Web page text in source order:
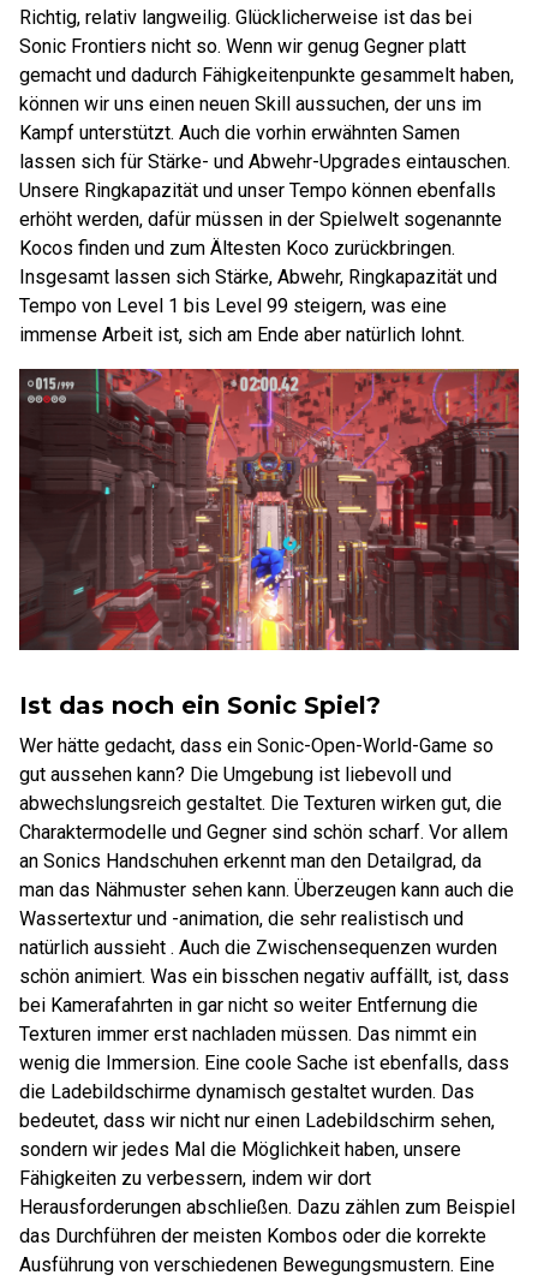
Richtig, relativ langweilig. Glücklicherweise ist das bei
Sonic Frontiers nicht so. Wenn wir genug Gegner platt
gemacht und dadurch Fähigkeitenpunkte gesammelt haben,
können wir uns einen neuen Skill aussuchen, der uns im
Kampf unterstützt. Auch die vorhin erwähnten Samen
lassen sich für Stärke- und Abwehr-Upgrades eintauschen.
Unsere Ringkapazität und unser Tempo können ebenfalls
erhöht werden, dafür müssen in der Spielwelt sogenannte
Kocos finden und zum Ältesten Koco zurückbringen.
Insgesamt lassen sich Stärke, Abwehr, Ringkapazität und
Tempo von Level 1 bis Level 99 steigern, was eine
immense Arbeit ist, sich am Ende aber natürlich lohnt.
Ist das noch ein Sonic Spiel?
Wer hätte gedacht, dass ein Sonic-Open-World-Game so
gut aussehen kann? Die Umgebung ist liebevoll und
abwechslungsreich gestaltet. Die Texturen wirken gut, die
Charaktermodelle und Gegner sind schön scharf. Vor allem
an Sonics Handschuhen erkennt man den Detailgrad, da
man das Nähmuster sehen kann. Überzeugen kann auch die
Wassertextur und -animation, die sehr realistisch und
natürlich aussieht . Auch die Zwischensequenzen wurden
schön animiert. Was ein bisschen negativ auffällt, ist, dass
bei Kamerafahrten in gar nicht so weiter Entfernung die
Texturen immer erst nachladen müssen. Das nimmt ein
wenig die Immersion. Eine coole Sache ist ebenfalls, dass
die Ladebildschirme dynamisch gestaltet wurden. Das
bedeutet, dass wir nicht nur einen Ladebildschirm sehen,
sondern wir jedes Mal die Möglichkeit haben, unsere
Fähigkeiten zu verbessern, indem wir dort
Herausforderungen abschließen. Dazu zählen zum Beispiel
das Durchführen der meisten Kombos oder die korrekte
Ausführung von verschiedenen Bewegungsmustern. Eine